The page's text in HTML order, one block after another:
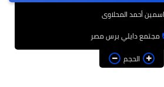
حوادث وقضايا
فن
التعليم
أحمد المحلاوى
مجتمع دايلي برس مصر
الحجم